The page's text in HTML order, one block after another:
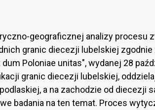
geograficznej analizy procesu
granic diecezji lubelskiej
Poloniae unitas", wydanej 28
granic diecezji lubelskiej,
a na zachodzie od diecezji
badania na ten temat. Proces